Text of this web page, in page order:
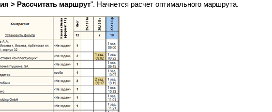
> Рассчитать маршрут". Начнется расчет оптимального маршрута.